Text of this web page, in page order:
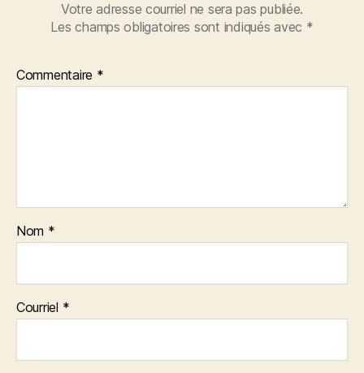
Votre adresse courriel ne sera pas publiée.
Les champs obligatoires sont indiqués avec *
Commentaire *
Nom *
Courriel *